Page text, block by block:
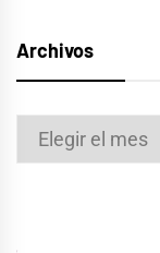
Archivos
Archivos